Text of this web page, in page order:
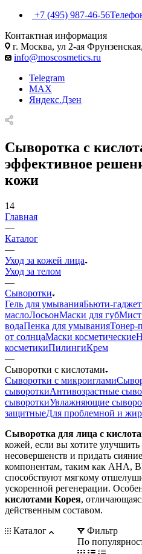
+7 (495) 987-46-56
Контактная информация
г. Москва, ул 2-ая
info@moscosmetics.ru
Telegram
MAX
Яндекс.Дзен
Сыворотка с
эффективное
кожи
14
Главная
—
Каталог
—
Уход за кожей лица
Уход за телом
—
Сыворотки
Гель для умыванияБьюти-
маслоЛосьонМаски для губ
водаПенка для умыванияТонер-
от солнцаМаски косметические
косметикиПилингиКрем
—
Сыворотки с кислотами
Сыворотки с микроиглами
сывороткиАнтивозрастные
сывороткиУвлажняющие
защитныеДля проблемной и
Сыворотка для лица с
кожей, если вы хотите улучшить
несовершенств и придать
компонентам, таким как AHA,
способствуют мягкому
ускоренной регенерации.
кислотами Корея,
действенным составом.
Фильтр
По
Каталог